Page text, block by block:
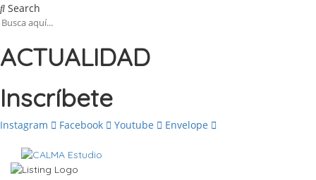
Search
ACTUALIDAD
Inscríbete
Instagram Facebook Youtube Envelope